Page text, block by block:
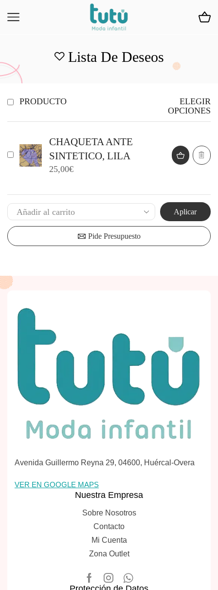
Lista De Deseos
PRODUCTO
ELEGIR
OPCIONES
CHAQUETA ANTE
SINTETICO, LILA
25,00€
Aplicar
Pide Presupuesto
Avenida Guillermo Reyna 29, 04600, Huércal-Overa
VER EN GOOGLE MAPS
Nuestra Empresa
Sobre Nosotros
Contacto
Mi Cuenta
Zona Outlet